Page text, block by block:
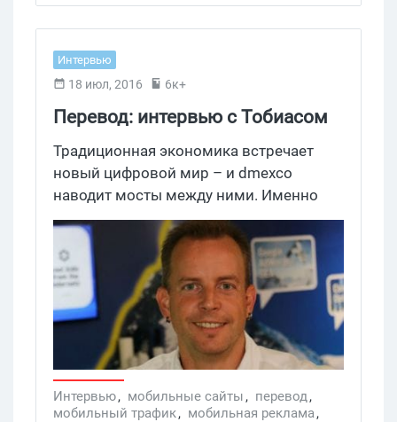
ретаргетинговая кампания
Интервью
18 июл, 2016 6к+
Перевод: интервью с Тобиасом
Ихде - мобильное SEO важно
Традиционная экономика встречает
новый цифровой мир – и dmexco
наводит мосты между ними. Именно
поэтому главный девиз dmexco 2015 –
Bridging Worlds. Соединять мосты в
Кельн приехали более 881 экспонентов
со всего мира, свыше 500 спикеров и
32 тыс. посетителей, а общая
длительность программы составляла
почти 200 часов.
Интервью, мобильные сайты, перевод,
мобильный трафик, мобильная реклама,